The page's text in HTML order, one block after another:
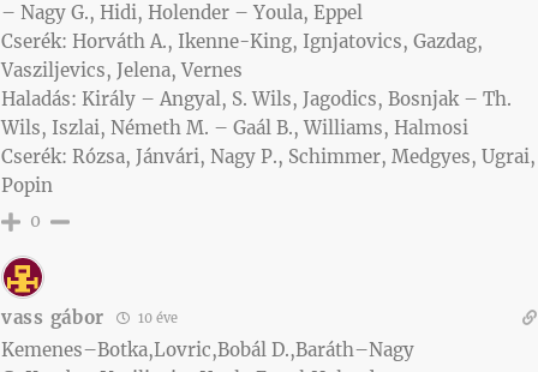
– Nagy G., Hidi, Holender – Youla, Eppel
Cserék: Horváth A., Ikenne-King, Ignjatovics, Gazdag,
Vasziljevics, Jelena, Vernes
Haladás: Király – Angyal, S. Wils, Jagodics, Bosnjak – Th.
Wils, Iszlai, Németh M. – Gaál B., Williams, Halmosi
Cserék: Rózsa, Jánvári, Nagy P., Schimmer, Medgyes, Ugrai,
Popin
0
vass gábor 10 éve
Kemenes–Botka,Lovric,Bobál D.,Baráth–Nagy